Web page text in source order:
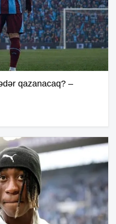
qazanacaq? –